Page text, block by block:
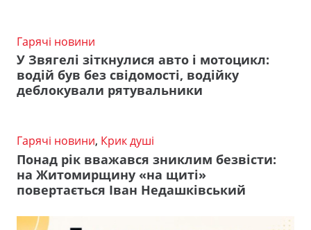
Гарячі новини
У Звягелі зіткнулися авто і мотоцикл:
водій був без свідомості, водійку
деблокували рятувальники
Гарячі новини, Крик душі
Понад рік вважався зниклим безвісти:
на Житомирщину «на щиті»
повертається Іван Недашківський